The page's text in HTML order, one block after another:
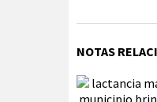
NOTAS